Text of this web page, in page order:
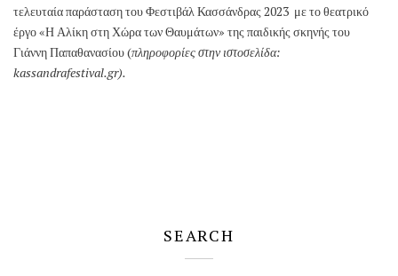
τελευταία παράσταση του Φεστιβάλ Κασσάνδρας 2023 με το θεατρικό
έργο «Η Αλίκη στη Χώρα των Θαυμάτων» της παιδικής σκηνής του
Γιάννη Παπαθανασίου (πληροφορίες στην ιστοσελίδα:
kassandrafestival.gr).
SEARCH